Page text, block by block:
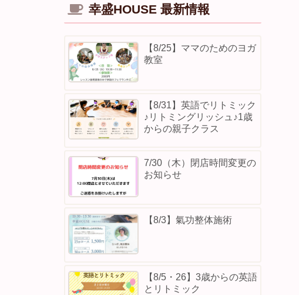
幸盛HOUSE 最新情報
【8/25】ママのためのヨガ
教室
【8/31】英語でリトミック
♪リトミングリッシュ♪1歳
からの親子クラス
7/30（木）閉店時間変更の
お知らせ
【8/3】⁡氣功整体施術
【8/5・26】3歳からの英語
とリトミック